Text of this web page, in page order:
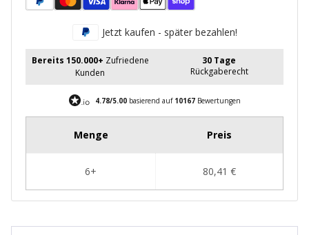
Jetzt kaufen - später bezahlen!
Bereits 150.000+ Zufriedene
Kunden
30 Tage
Rückgaberecht
4.78/5.00basierend auf 10167Bewertungen